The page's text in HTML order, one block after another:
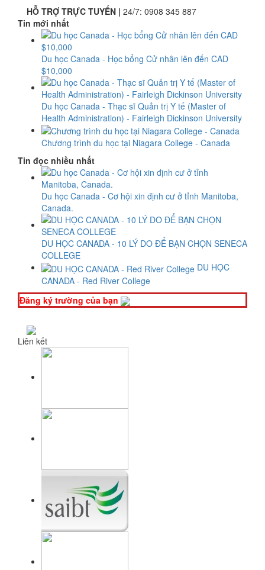
HỖ TRỢ TRỰC TUYẾN | 24/7: 0908 345 887
Tin mới nhất
Du học Canada - Học bổng Cử nhân lên đến CAD
$10,000
Du học Canada - Thạc sĩ Quản trị Y tế (Master of
Health Administration) - Fairleigh Dickinson University
Chương trình du học tại Niagara College - Canada
Tin đọc nhiều nhất
Du học Canada - Cơ hội xin định cư ở tỉnh Manitoba,
Canada.
DU HỌC CANADA - 10 LÝ DO ĐỂ BẠN CHỌN SENECA
COLLEGE
DU HỌC
CANADA - Red River College
Đăng ký trường của bạn
Liên kết